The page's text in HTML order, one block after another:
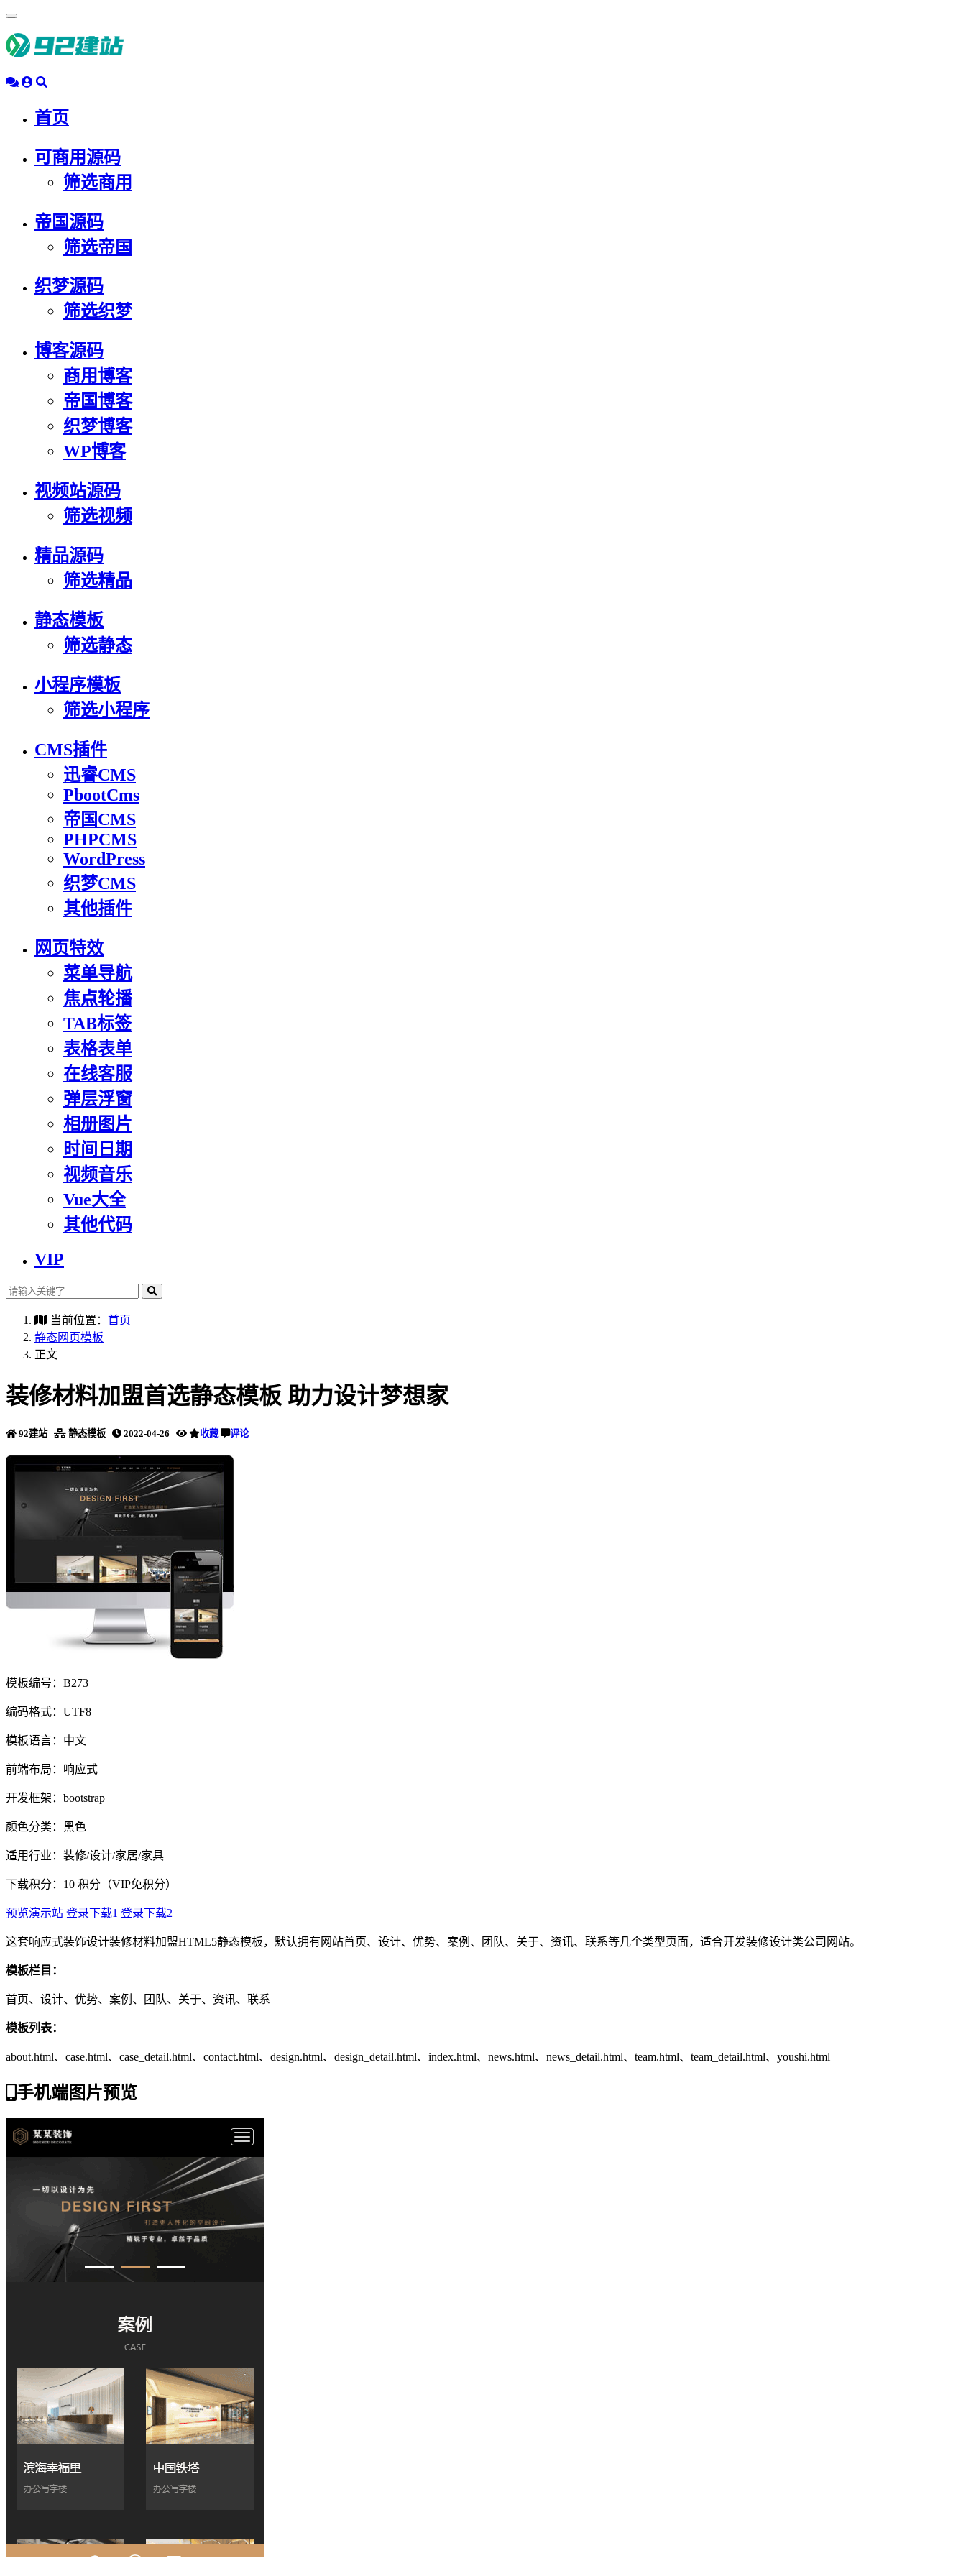
动
导
首页
可商用源码
筛选商用
帝国源码
筛选帝国
织梦源码
筛选织梦
博客源码
商用博客
帝国博客
织梦博客
WP博客
视频站源码
筛选视频
精品源码
筛选精品
静态模板
筛选静态
小程序模板
筛选小程序
CMS插件
迅睿CMS
PbootCms
帝国CMS
PHPCMS
WordPress
织梦CMS
其他插件
网页特效
菜单导航
焦点轮播
TAB标签
表格表单
在线客服
弹层浮窗
相册图片
时间日期
视频音乐
Vue大全
其他代码
VIP
当前位置： 首页
静态网页模板
正文
装修材料加盟首选静态模板 助力设计梦想家
92建站 静态模板 2022-04-26 收藏 评论
模板编号：B273
编码格式：UTF8
模板语言：中文
前端布局：响应式
开发框架：bootstrap
颜色分类：黑色
适用行业：装修/设计/家居/家具
下载积分： 10 积分（VIP免积分）
预览演示站 登录下载1 登录下载2
这套响应式装饰设计装修材料加盟HTML5静态模板，默认拥有网站首页、设计、优势、案例、团队、关于、资讯、联系等几个类型页面，适合开发装修设计类公司网站。
模板栏目：
首页、设计、优势、案例、团队、关于、资讯、联系
模板列表：
about.html、case.html、case_detail.html、contact.html、design.html、design_detail.html、index.html、news.html、news_detail.html、team.html、team_detail.html、youshi.html
手机端图片预览